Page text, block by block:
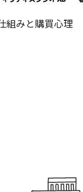
組みと購買心理